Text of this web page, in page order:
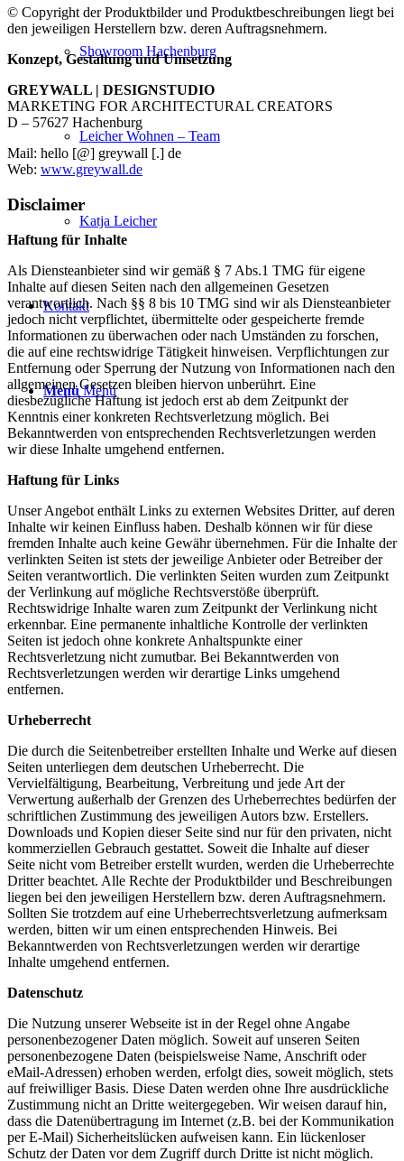
Showroom Hachenburg
Leicher Wohnen – Team
Katja Leicher
Kontakt
Menü Menü
© Copyright der Produktbilder und Produktbeschreibungen liegt bei
den jeweiligen Herstellern bzw. deren Auftragsnehmern.
Konzept, Gestaltung und Umsetzung
GREYWALL | DESIGNSTUDIO
MARKETING FOR ARCHITECTURAL CREATORS
D – 57627 Hachenburg
Mail: hello [@] greywall [.] de
Web: www.greywall.de
Disclaimer
Haftung für Inhalte
Als Diensteanbieter sind wir gemäß § 7 Abs.1 TMG für eigene
Inhalte auf diesen Seiten nach den allgemeinen Gesetzen
verantwortlich. Nach §§ 8 bis 10 TMG sind wir als Diensteanbieter
jedoch nicht verpflichtet, übermittelte oder gespeicherte fremde
Informationen zu überwachen oder nach Umständen zu forschen,
die auf eine rechtswidrige Tätigkeit hinweisen. Verpflichtungen zur
Entfernung oder Sperrung der Nutzung von Informationen nach den
allgemeinen Gesetzen bleiben hiervon unberührt. Eine
diesbezügliche Haftung ist jedoch erst ab dem Zeitpunkt der
Kenntnis einer konkreten Rechtsverletzung möglich. Bei
Bekanntwerden von entsprechenden Rechtsverletzungen werden
wir diese Inhalte umgehend entfernen.
Haftung für Links
Unser Angebot enthält Links zu externen Websites Dritter, auf deren
Inhalte wir keinen Einfluss haben. Deshalb können wir für diese
fremden Inhalte auch keine Gewähr übernehmen. Für die Inhalte der
verlinkten Seiten ist stets der jeweilige Anbieter oder Betreiber der
Seiten verantwortlich. Die verlinkten Seiten wurden zum Zeitpunkt
der Verlinkung auf mögliche Rechtsverstöße überprüft.
Rechtswidrige Inhalte waren zum Zeitpunkt der Verlinkung nicht
erkennbar. Eine permanente inhaltliche Kontrolle der verlinkten
Seiten ist jedoch ohne konkrete Anhaltspunkte einer
Rechtsverletzung nicht zumutbar. Bei Bekanntwerden von
Rechtsverletzungen werden wir derartige Links umgehend
entfernen.
Urheberrecht
Die durch die Seitenbetreiber erstellten Inhalte und Werke auf diesen
Seiten unterliegen dem deutschen Urheberrecht. Die
Vervielfältigung, Bearbeitung, Verbreitung und jede Art der
Verwertung außerhalb der Grenzen des Urheberrechtes bedürfen der
schriftlichen Zustimmung des jeweiligen Autors bzw. Erstellers.
Downloads und Kopien dieser Seite sind nur für den privaten, nicht
kommerziellen Gebrauch gestattet. Soweit die Inhalte auf dieser
Seite nicht vom Betreiber erstellt wurden, werden die Urheberrechte
Dritter beachtet. Alle Rechte der Produktbilder und Beschreibungen
liegen bei den jeweiligen Herstellern bzw. deren Auftragsnehmern.
Sollten Sie trotzdem auf eine Urheberrechtsverletzung aufmerksam
werden, bitten wir um einen entsprechenden Hinweis. Bei
Bekanntwerden von Rechtsverletzungen werden wir derartige
Inhalte umgehend entfernen.
Datenschutz
Die Nutzung unserer Webseite ist in der Regel ohne Angabe
personenbezogener Daten möglich. Soweit auf unseren Seiten
personenbezogene Daten (beispielsweise Name, Anschrift oder
eMail-Adressen) erhoben werden, erfolgt dies, soweit möglich, stets
auf freiwilliger Basis. Diese Daten werden ohne Ihre ausdrückliche
Zustimmung nicht an Dritte weitergegeben. Wir weisen darauf hin,
dass die Datenübertragung im Internet (z.B. bei der Kommunikation
per E-Mail) Sicherheitslücken aufweisen kann. Ein lückenloser
Schutz der Daten vor dem Zugriff durch Dritte ist nicht möglich.